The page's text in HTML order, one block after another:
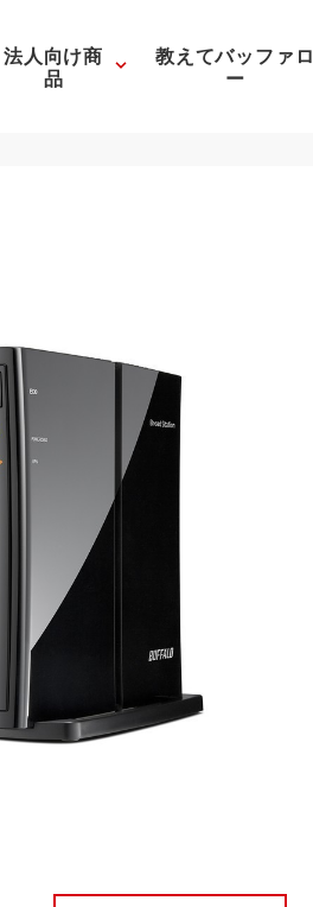
法人向け商
品
教えてバッファロ
ー